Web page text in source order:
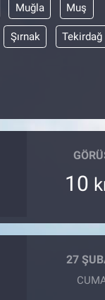
Muğla Muş
Şırnak Tekirdağ
10
27